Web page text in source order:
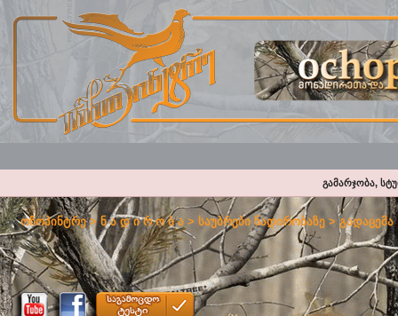
გამარჯობა,
ოჩოპინტრე>ნ ა დ ი რ ო ბ ა> საუბრები ნადირობაზე>გადაცემა